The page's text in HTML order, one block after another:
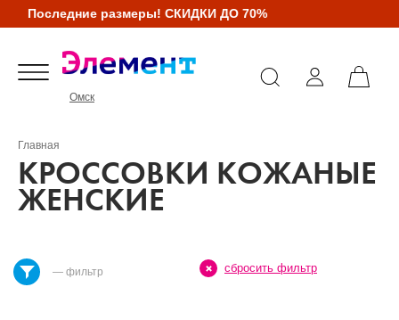
Последние размеры! СКИДКИ ДО 70%
Омск
Главная
КРОССОВКИ КОЖАНЫЕ
ЖЕНСКИЕ
— фильтр сбросить фильтр